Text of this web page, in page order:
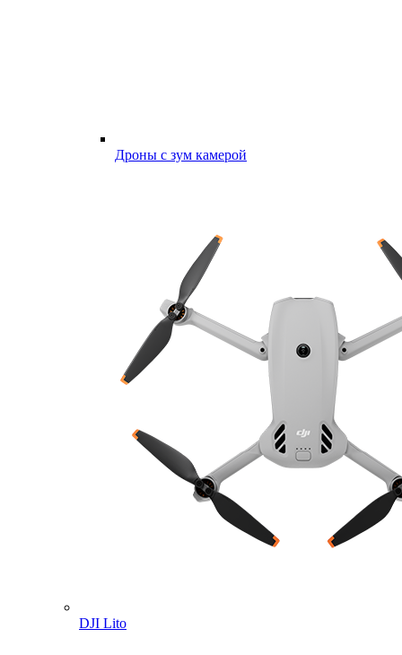
Дроны с зум камерой
DJI Lito